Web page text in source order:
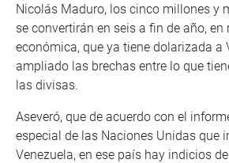
Nicolás Maduro, los cinco millones y
se convertirán en seis a fin de año,
económica, que ya tiene dolarizada a
ampliado las brechas entre lo que
las divisas.
Aseveró, que de acuerdo con el
especial de las Naciones Unidas que
Venezuela, en ese país hay indicios